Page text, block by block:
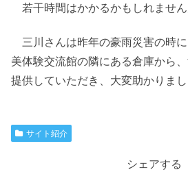
若干時間はかかるかもしれません
三川さんは昨年の豪雨災害の時
美体験交流館の隣にある倉庫から
提供していただき、大変助かりまし
サイト紹介
シェアする